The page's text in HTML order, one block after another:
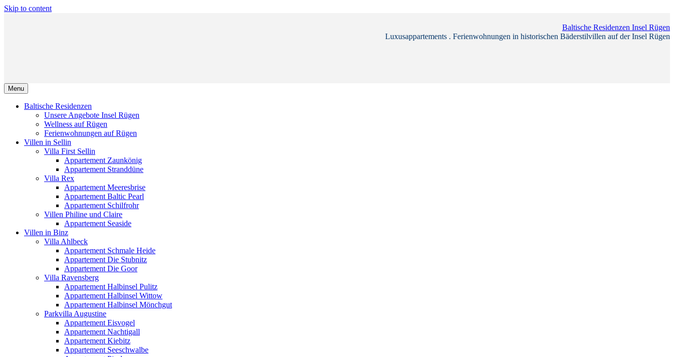
Skip to content
Baltische Residenzen Insel Rügen
Luxusappartements . Ferienwohnungen in historischen Bäderstilvillen auf der Insel Rügen
Menu
Baltische Residenzen
Unsere Angebote Insel Rügen
Wellness auf Rügen
Ferienwohnungen auf Rügen
Villen in Sellin
Villa First Sellin
Appartement Zaunkönig
Appartement Stranddüne
Villa Rex
Appartement Meeresbrise
Appartement Baltic Pearl
Appartement Schilfrohr
Villen Philine und Claire
Appartement Seaside
Villen in Binz
Villa Ahlbeck
Appartement Schmale Heide
Appartement Die Stubnitz
Appartement Die Goor
Villa Ravensberg
Appartement Halbinsel Pulitz
Appartement Halbinsel Wittow
Appartement Halbinsel Mönchgut
Parkvilla Augustine
Appartement Eisvogel
Appartement Nachtigall
Appartement Kiebitz
Appartement Seeschwalbe